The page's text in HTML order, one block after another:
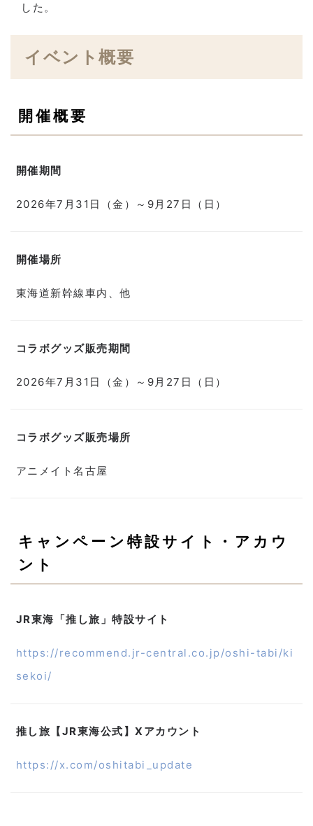
した。
イベント概要
開催概要
開催期間
2026年7月31日（金）～9月27日（日）
開催場所
東海道新幹線車内、他
コラボグッズ販売期間
2026年7月31日（金）～9月27日（日）
コラボグッズ販売場所
アニメイト名古屋
キャンペーン特設サイト・アカウ
ント
JR東海「推し旅」特設サイト
https://recommend.jr-central.co.jp/oshi-tabi/ki
sekoi/
推し旅【JR東海公式】Xアカウント
https://x.com/oshitabi_update